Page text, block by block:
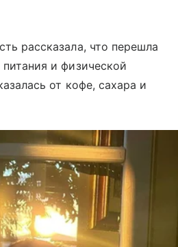
рассказала, что перешла
и физической
от кофе, сахара и